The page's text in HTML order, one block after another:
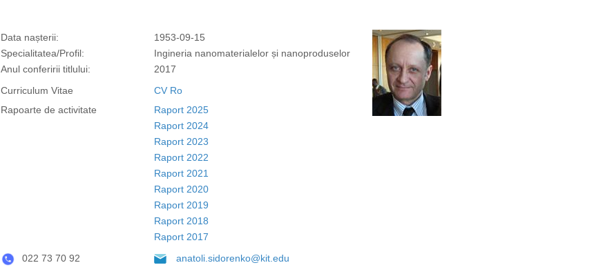
Data nașterii:
Specialitatea/Profil:
Anul conferirii titlului:
1953-09-15
Ingineria nanomaterialelor și nanoproduselor
2017
Curriculum Vitae
Rapoarte de activitate
CV Ro
Raport 2025
Raport 2024
Raport 2023
Raport 2022
Raport 2021
Raport 2020
Raport 2019
Raport 2018
Raport 2017
022 73 70 92
anatoli.sidorenko@kit.edu
https://propletenie.ru/